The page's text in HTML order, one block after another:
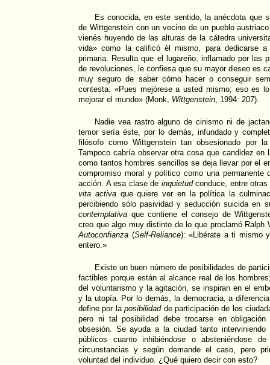
Es conocida, en este sentido, la anécdota que
de Wittgenstein con un vecino de un pueblo
vienés huyendo de las alturas de la cátedra
vida» como la calificó él mismo, para dedicarse a
primaria. Resulta que el lugareño, inflamado por las
de revoluciones, le confiesa que su mayor deseo es
muy seguro de saber cómo hacer o conseguir
contesta: «Pues mejórese a usted mismo; eso es
mejorar el mundo» (Monk, Wittgenstein , 1994: 207).
Nadie vea rastro alguno de cinismo ni de
temor sería éste, por lo demás, infundado y
filósofo como Wittgenstein tan obsesionado por
Tampoco cabría observar otra cosa que candidez en
como tantos hombres sencillos se deja llevar por el
compromiso moral y político como una permanente
acción. A esa clase de inquietudconduce, entre otras
vita activaque quiere ver en la política la
percibiendo sólo pasividad y seducción suicida en
contemplativa que contiene el consejo de
creo que algo muy distinto de lo que proclamó Ralph
Autoconfianza (Self-Reliance): «Libérate a ti mismo
entero.»
Existe un buen número de posibilidades de
factibles porque están al alcance real de los
del voluntarismo y la agitación, se inspiran en el
y la utopía. Por lo demás, la democracia, a
define por laposibilidadde participación de los
pero ni tal posibilidad debe trocarse en
obsesión. Se ayuda a la ciudad tanto
públicos cuanto inhibiéndose o absteniéndose
circunstancias y según demande el caso, pero
voluntad del individuo. ¿Qué quiero decir con esto?